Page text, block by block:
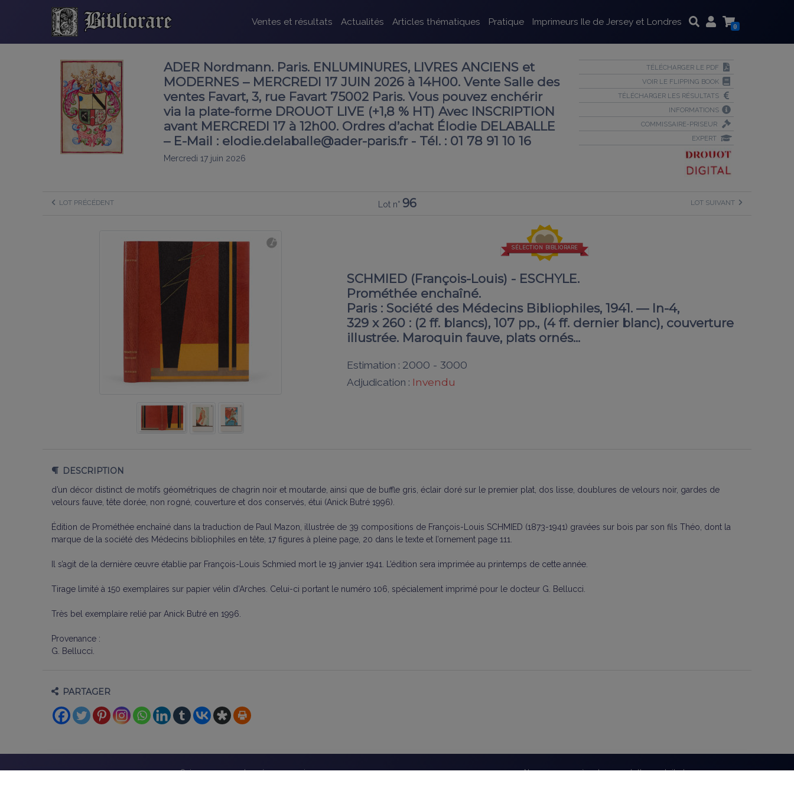
Ventes et résultats Actualités Articles thématiques Pratique Imprimeurs Ile de Jersey et Londres 0
ADER Nordmann. Paris. ENLUMINURES, LIVRES ANCIENS et
MODERNES – MERCREDI 17 JUIN 2026 à 14H00. Vente Salle des
ventes Favart, 3, rue Favart 75002 Paris. Vous pouvez enchérir
via la plate-forme DROUOT LIVE (+1,8 % HT) Avec INSCRIPTION
avant MERCREDI 17 à 12h00. Ordres d’achat Élodie DELABALLE
– E-Mail : elodie.delaballe@ader-paris.fr - Tél. : 01 78 91 10 16
Mercredi 17 juin 2026
TÉLÉCHARGER LE PDF
VOIR LE FLIPPING BOOK
TÉLÉCHARGER LES RÉSULTATS
INFORMATIONS
COMMISSAIRE-PRISEUR
EXPERT
LOT PRÉCÉDENT Lot n° 96 LOT SUIVANT
SÉLECTION BIBLIORARE
SCHMIED (François-Louis) - ESCHYLE.
Prométhée enchaîné.
Paris : Société des Médecins Bibliophiles, 1941. — In-4,
329 x 260 : (2 ff. blancs), 107 pp., (4 ff. dernier blanc), couverture
illustrée. Maroquin fauve, plats ornés...
Estimation : 2000 - 3000
Adjudication : Invendu
DESCRIPTION
d’un décor distinct de motifs géométriques de chagrin noir et moutarde, ainsi que de buffle gris, éclair doré sur le premier plat, dos lisse, doublures de velours noir, gardes de
velours fauve, tête dorée, non rogné, couverture et dos conservés, étui (Anick Butré 1996).
Édition de Prométhée enchaîné dans la traduction de Paul Mazon, illustrée de 39 compositions de François-Louis SCHMIED (1873-1941) gravées sur bois par son fils Théo, dont la
marque de la société des Médecins bibliophiles en tête, 17 figures à pleine page, 20 dans le texte et l’ornement page 111.
Il s’agit de la dernière œuvre établie par François-Louis Schmied mort le 19 janvier 1941. L’édition sera imprimée au printemps de cette année.
Tirage limité à 150 exemplaires sur papier vélin d’Arches. Celui-ci portant le numéro 106, spécialement imprimé pour le docteur G. Bellucci.
Très bel exemplaire relié par Anick Butré en 1996.
Provenance :
G. Bellucci.
PARTAGER
Suivez-nous sur les réseaux sociaux Abonnez-vous à notre newsletter gratuite !